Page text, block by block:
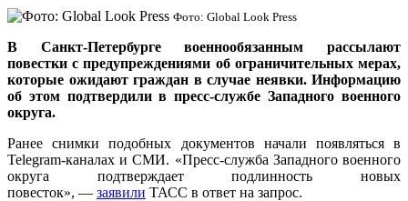
Фото: Global Look Press
В Санкт-Петербурге военнообязанным рассылают
повестки с предупреждениями об ограничительных мерах,
которые ожидают граждан в случае неявки. Информацию
об этом подтвердили в пресс-службе Западного военного
округа.
Ранее снимки подобных документов начали появляться в
Telegram-каналах и СМИ. «Пресс-служба Западного военного
округа подтверждает подлинность новых
повесток», — заявили ТАСС в ответ на запрос.